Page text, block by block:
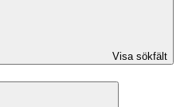
Visa sökfält